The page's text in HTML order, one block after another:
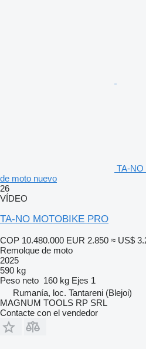
TA-NO
de moto nuevo
26
VÍDEO
TA-NO MOTOBIKE PRO
COP 10.480.000 EUR 2.850 ≈ US$
Remolque de moto
2025
590 kg
Peso neto 160 kg Ejes 1
Rumanía, loc. Tantareni (Blejoi)
MAGNUM TOOLS RP SRL
Contacte con el vendedor